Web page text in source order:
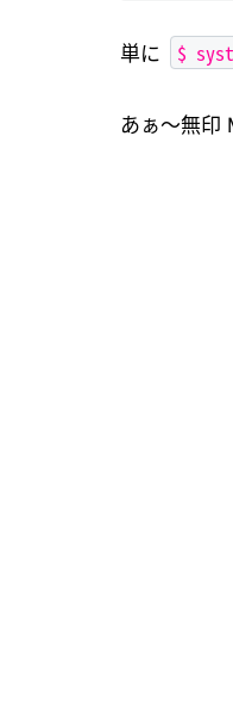
単に $
あぁ〜無印